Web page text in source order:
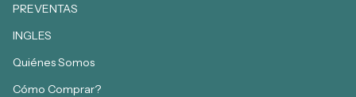
PREVENTAS
INGLES
Quiénes Somos
Cómo Comprar?